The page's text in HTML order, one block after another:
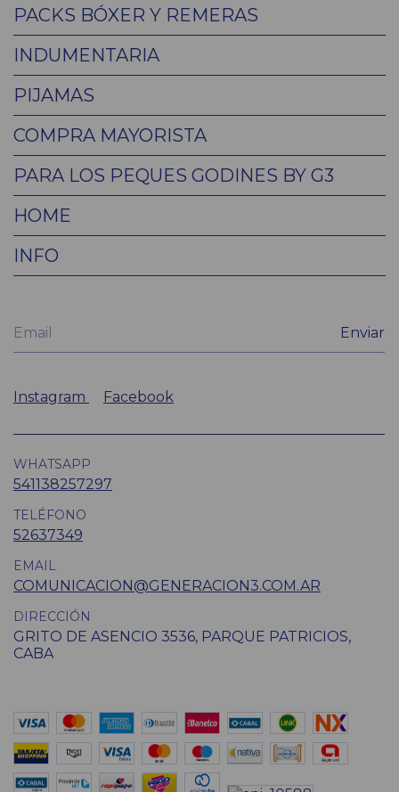
PACKS BÓXER Y REMERAS
INDUMENTARIA
PIJAMAS
COMPRA MAYORISTA
PARA LOS PEQUES GODINES BY G3
HOME
INFO
Instagram Facebook
WHATSAPP
541138257297
TELÉFONO
52637349
EMAIL
COMUNICACION@GENERACION3.COM.AR
DIRECCIÓN
GRITO DE ASENCIO 3536, PARQUE PATRICIOS,
CABA